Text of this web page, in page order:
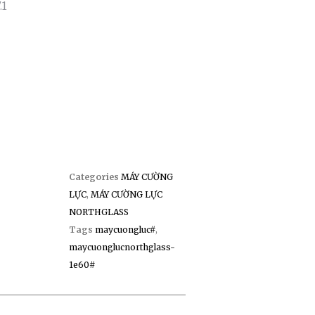
Categories MÁY CƯỜNG
LỰC,MÁY CƯỜNG LỰC
NORTHGLASS
Tags maycuongluc#,
maycuonglucnorthglass-
1e60#